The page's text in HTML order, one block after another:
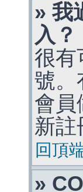
» 我
入？
很有
號。
會員
新註
回頂
»